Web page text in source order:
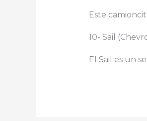
Este
10- Sail
El Sail es un